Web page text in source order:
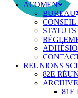
ACOMEN
BUREAU
CONSEIL
RÉUNIONS
82E
81E